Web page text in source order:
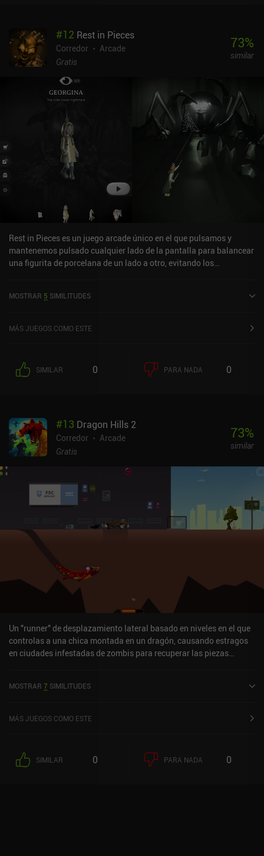
#12 Rest in Pieces
Corredor
Arcade
Gratis
73%
similar
Rest in Pieces es un juego arcade único en el que pulsamos y
mantenemos pulsado cualquier lado de la pantalla para balancear
una figurita de porcelana de un lado a otro, evitando los
es llegar al final de la pesadilla para salvar el alma atrapada
dificultad del juego. Esto, combinado con la atmósfera oscura y
de vidas, pero un iAP de 1 $ elimina este sistema por completo, y
los iAP de 3 $ también eliminan los anuncios, que rara vez
MOSTRAR 5 SIMILITUDES
MÁS JUEGOS COMO ESTE
SIMILAR 0 PARA NADA 0
#13 Dragon Hills 2
Corredor
Arcade
Gratis
73%
similar
Un "runner" de desplazamiento lateral basado en niveles en el que
controlas a una chica montada en un dragón, causando estragos
en ciudades infestadas de zombis para recuperar las piezas
divertido y me recuerda a "Death Worm", pero conseguir suficiente
para que el desarrollador pueda vender oro a través de IAPs.
MOSTRAR 7 SIMILITUDES
MÁS JUEGOS COMO ESTE
SIMILAR 0 PARA NADA 0